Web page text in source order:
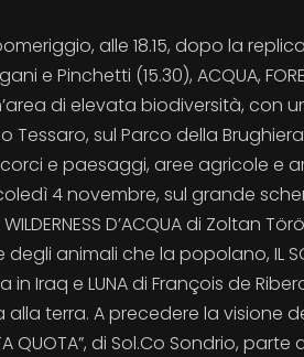
alle 18.15, dopo la
e Pinchetti (15.30), ACQUA,
di elevata biodiversità, con
Tessaro, sul Parco della
e paesaggi, aree agricole e
4 novembre, sul grande
WILDERNESS D’ACQUA di
animali che la popolano, IL
Iraq e LUNA di François de
terra. A precedere la visione
QUOTA”, di Sol.Co Sondrio,